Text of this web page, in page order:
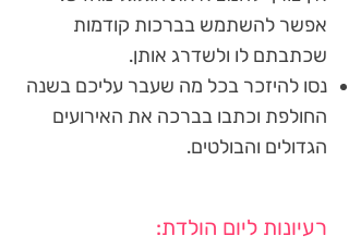
אפשר להשתמש בברכות קודמות
שכתבתם לו ולשדרג אותן.
נסו להיזכר בכל מה שעבר עליכם בשנה
החולפת וכתבו בברכה את האירועים
הגדולים והבולטים.
רעיונות ליום הולדת: